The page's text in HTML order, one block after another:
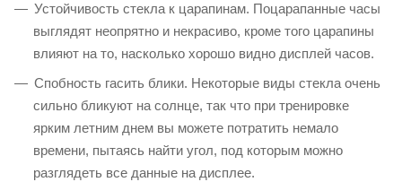
Устойчивость стекла к царапинам. Поцарапанные часы
выглядят неопрятно и некрасиво, кроме того царапины
влияют на то, насколько хорошо видно дисплей часов.
Спобность гасить блики. Некоторые виды стекла очень
сильно бликуют на солнце, так что при тренировке
ярким летним днем вы можете потратить немало
времени, пытаясь найти угол, под которым можно
разглядеть все данные на дисплее.